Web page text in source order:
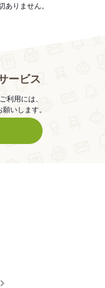
りません。
ービス
利用には、
いします。